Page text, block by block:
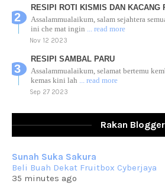
RESIPI ROTI KISMIS DAN KACANG
Assalammualaikum, salam sejahtera
ini che mat ingin
... read more
Nov 12 2023
RESIPI SAMBAL PARU
Assalammualaikum, selamat bertemu
kemas kini lah
... read more
Sep 27 2023
Assalammualaikum, salam sejahtera dan
RESIPI KUIH KASWI KELEDEK UNGU
Assalammualaikum, salam semua. Masih
mat ucapkan... read more
Rakan Blogger
Sunah Suka Sakura
Beli Buah Dekat Fruitbox Cyberjaya
35 minutes ago